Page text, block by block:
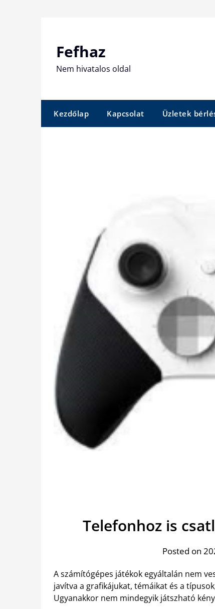
Fefhaz
Nem hivatalos oldal
Kezdőlap Kapcsolat Üzletek
Telefonhoz is
Posted on
A számítógépes játékok egyáltalán nem
javítva a grafikájukat, témáikat és a
Ugyanakkor nem mindegyik játszható